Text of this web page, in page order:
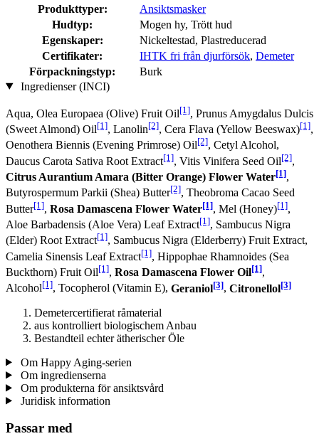
Produkttyper:
Ansiktsmasker
Hudtyp:
Mogen hy, Trött hud
Egenskaper:
Nickeltestad, Plastreducerad
Certifikater:
IHTK fri från djurförsök, Demeter
Förpackningstyp:
Burk
Ingredienser (INCI)
Aqua, Olea Europaea (Olive) Fruit Oil[1], Prunus Amygdalus Dulcis
(Sweet Almond) Oil[1], Lanolin[2], Cera Flava (Yellow Beeswax)[1],
Oenothera Biennis (Evening Primrose) Oil[2], Cetyl Alcohol,
Daucus Carota Sativa Root Extract[1], Vitis Vinifera Seed Oil[2],
Citrus Aurantium Amara (Bitter Orange) Flower Water[1],
Butyrospermum Parkii (Shea) Butter[2], Theobroma Cacao Seed
Butter[1], Rosa Damascena Flower Water[1], Mel (Honey)[1],
Aloe Barbadensis (Aloe Vera) Leaf Extract[1], Sambucus Nigra
(Elder) Root Extract[1], Sambucus Nigra (Elderberry) Fruit Extract,
Camelia Sinensis Leaf Extract[1], Hippophae Rhamnoides (Sea
Buckthorn) Fruit Oil[1], Rosa Damascena Flower Oil[1],
Alcohol[1], Tocopherol (Vitamin E), Geraniol[3], Citronellol[3]
Demetercertifierat råmaterial
aus kontrolliert biologischem Anbau
Bestandteil echter ätherischer Öle
Om Happy Aging-serien
Om ingredienserna
Om produkterna för ansiktsvård
Juridisk information
Passar med